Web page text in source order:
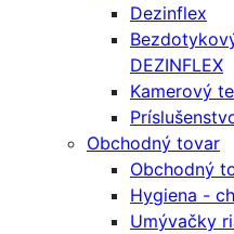
Dezinflex
DEZINFLEX
Kamerový
Obchodný tovar
Obchodný
Hygiena -
Umývačky